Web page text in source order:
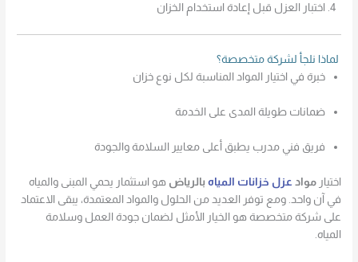
اختبار العزل قبل إعادة استخدام الخزان
لماذا نلجأ لشركة متخصصة؟
خبرة في اختيار المواد المناسبة لكل نوع خزان
ضمانات طويلة المدى على الخدمة
فريق فني مدرب يطبق أعلى معايير السلامة والجودة
اختيارمواد عزل خزانات المياه بالرياض هو استثمار يحمي المبنى والمياه
في آن واحد. ومع توفر العديد من الحلول والمواد المعتمدة، يبقى الاعتماد
على شركة متخصصة هو الخيار الأمثل لضمان جودة العمل وسلامة
المياه.